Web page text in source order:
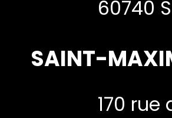
60740
SAINT-
170 rue